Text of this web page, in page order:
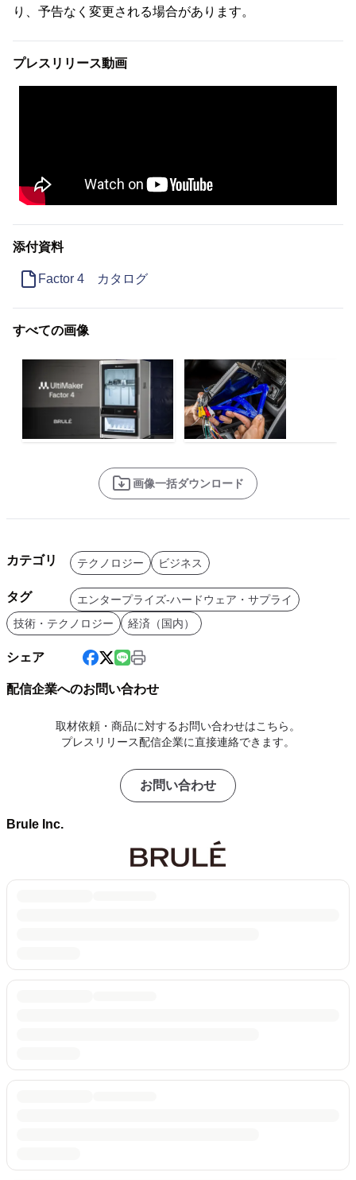
り、予告なく変更される場合があります。
プレスリリース動画
添付資料
Factor 4 カタログ
すべての画像
画像一括ダウンロード
カテゴリ テクノロジー ビジネス
タグ
エンタープライズ-ハードウェア・サプライ
技術・テクノロジー
経済（国内）
シェア
配信企業へのお問い合わせ
取材依頼・商品に対するお問い合わせはこちら。
プレスリリース配信企業に直接連絡できます。
お問い合わせ
Brule Inc.